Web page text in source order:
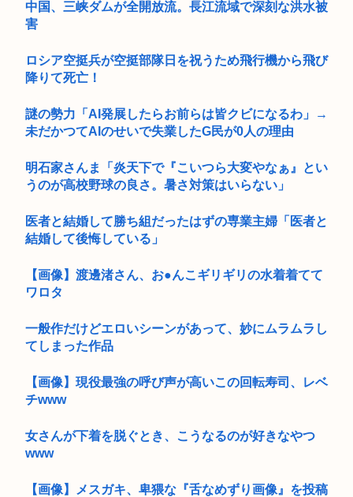
中国、三峡ダムが全開放流。長江流域で深刻な洪水被
害
ロシア空挺兵が空挺部隊日を祝うため飛行機から飛び
降りて死亡！
謎の勢力「AI発展したらお前らは皆クビになるわ」→
未だかつてAIのせいで失業したG民が0人の理由
明石家さんま「炎天下で『こいつら大変やなぁ』とい
うのが高校野球の良さ。暑さ対策はいらない」
医者と結婚して勝ち組だったはずの専業主婦「医者と
結婚して後悔している」
【画像】渡邊渚さん、お●んこギリギリの水着着てて
ワロタ
一般作だけどエロいシーンがあって、妙にムラムラし
てしまった作品
【画像】現役最強の呼び声が高いこの回転寿司、レベ
チwww
女さんが下着を脱ぐとき、こうなるのが好きなやつ
www
【画像】メスガキ、卑猥な『舌なめずり画像』を投稿